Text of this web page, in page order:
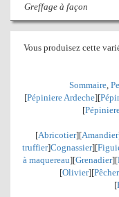
Greffage à façon
Vous produisez cette
Sommaire,
[Pépiniere Ardeche][
[
[Abricotier][Amandier
truffier]Cognassier][
à maquereau][Grenadier][
[Olivier][Pêcher
[